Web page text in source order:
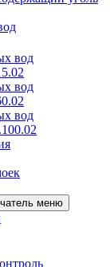
вод
вод
вод
меню